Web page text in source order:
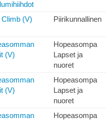
Climb (V) Piirikunnallinen
(V)
Hopeasompa
Lapset ja
nuoret
(V)
Hopeasompa
Lapset ja
nuoret
Hopeasompa